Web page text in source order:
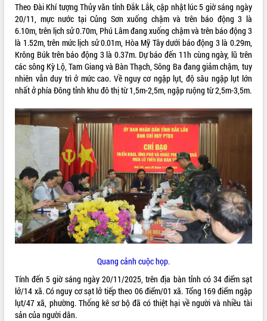
VIDEO
Không có file video nào để phát.
ALBUM ẢNH
LIÊN KẾT WEB
THỐNG KÊ TRUY CẬP
Hôm nay: 29895
Theo Đài Khí tượng Thủy văn tỉnh Đắk Lắk, cập nhật lúc 5 giờ sáng ngày
20/11, mực nước tại Củng Sơn xuống chậm và trên báo động 3 là
6.10m, trên lịch sử 0.70m, Phú Lâm đang xuống chậm và trên báo động 3
là 1.52m, trên mức lịch sử 0.01m, Hòa Mỹ Tây dưới báo động 3 là 0.29m,
Krông Búk trên báo động 3 là 0.37m. Dự báo đến 11h cùng ngày, lũ trên
các sông Kỳ Lộ, Tam Giang và Bàn Thạch, Sông Ba đang giảm chậm, tuy
nhiên vẫn duy trì ở mức cao. Về nguy cơ ngập lụt, độ sâu ngập lụt lớn
nhất ở phía Đông tỉnh khu đô thị từ 1,5m-2,5m, ngập ruộng từ 2,5m-3,5m.
Quang cảnh cuộc họp.
Tính đến 5 giờ sáng ngày 20/11/2025, trên địa bàn tỉnh có 34 điểm sạt
lở/14 xã. Có nguy cơ sạt lở tiếp theo 06 điểm/01 xã. Tổng 169 điểm ngập
lụt/47 xã, phường. Thống kê sơ bộ đã có thiệt hại về người và nhiều tài
sản của người dân.